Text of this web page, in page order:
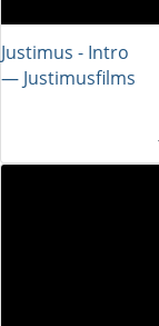
Justimus - Intro
― Justimusfilms